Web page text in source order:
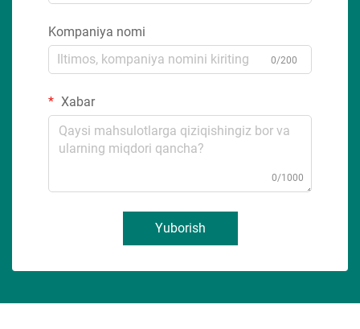
Kompaniya nomi
0/200
Xabar
0/1000
Yuborish